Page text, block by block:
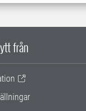
från